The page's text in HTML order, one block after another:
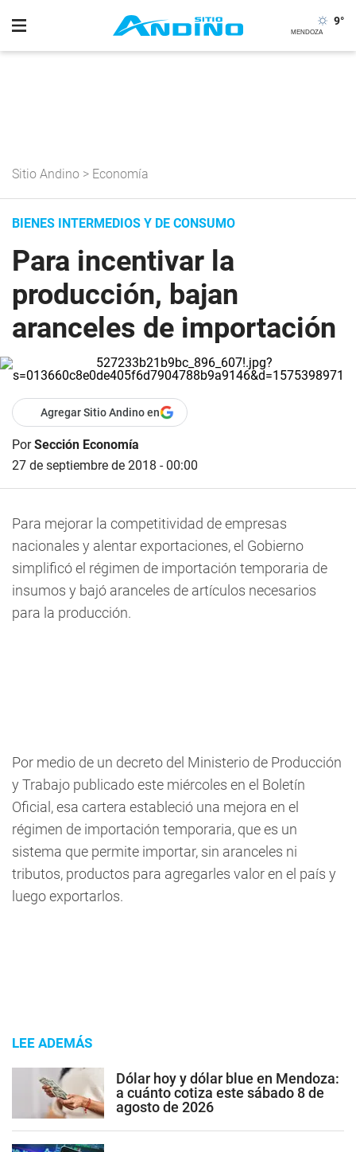
9°
Sitio Andino > Economía
BIENES INTERMEDIOS Y DE CONSUMO
Para incentivar la
producción, bajan
aranceles de importación
Agregar Sitio Andino en
PorSección Economía
27 de septiembre de 2018 - 00:00
Para mejorar la competitividad de empresas
nacionales y alentar exportaciones, el Gobierno
simplificó el régimen de importación temporaria de
insumos y bajó aranceles de artículos necesarios
para la producción.
Por medio de un decreto del Ministerio de Producción
y Trabajo publicado este miércoles en el Boletín
Oficial, esa cartera estableció una mejora en el
régimen de importación temporaria, que es un
sistema que permite importar, sin aranceles ni
tributos, productos para agregarles valor en el país y
luego exportarlos.
LEE ADEMÁS
Dólar hoy y dólar blue en Mendoza:
a cuánto cotiza este sábado 8 de
agosto de 2026